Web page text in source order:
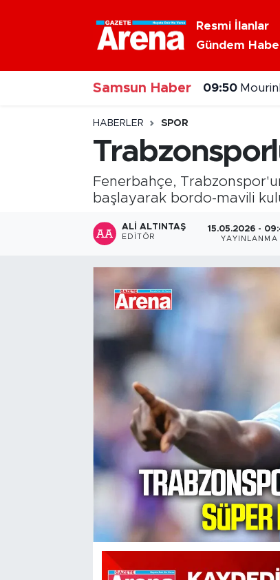
Resmi İlanlar
Gündem
Samsun Haber 09:50
HABERLER SPOR
Fenerbahçe,
başlayarak bordo-mavili
ALI ALTINTAŞ
EDITÖR
15.05.2026 -
YAYINLANMA
Nöbetçi Eczaneler
Hava Durumu
Samsun Namaz Vakitleri
Süper Lig Puan Durumu ve Fikstür
Tüm Manşetler
Haber Arşivi